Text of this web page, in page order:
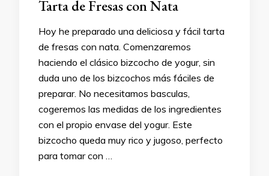
Tarta de Fresas con Nata
Hoy he preparado una deliciosa y fácil tarta
de fresas con nata. Comenzaremos
haciendo el clásico bizcocho de yogur, sin
duda uno de los bizcochos más fáciles de
preparar. No necesitamos basculas,
cogeremos las medidas de los ingredientes
con el propio envase del yogur. Este
bizcocho queda muy rico y jugoso, perfecto
para tomar con …